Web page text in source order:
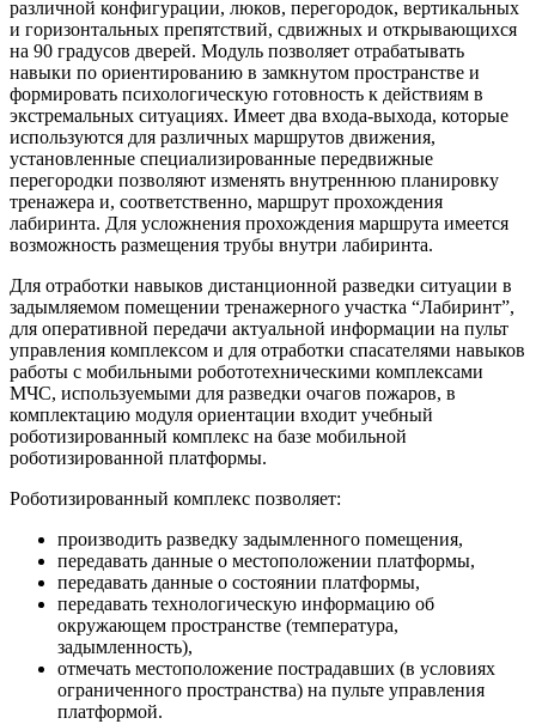
различной конфигурации, люков, перегородок, вертикальных
и горизонтальных препятствий, сдвижных и открывающихся
на 90 градусов дверей. Модуль позволяет отрабатывать
навыки по ориентированию в замкнутом пространстве и
формировать психологическую готовность к действиям в
экстремальных ситуациях. Имеет два входа-выхода, которые
используются для различных маршрутов движения,
установленные специализированные передвижные
перегородки позволяют изменять внутреннюю планировку
тренажера и, соответственно, маршрут прохождения
лабиринта. Для усложнения прохождения маршрута имеется
возможность размещения трубы внутри лабиринта.
Для отработки навыков дистанционной разведки ситуации в
задымляемом помещении тренажерного участка “Лабиринт”,
для оперативной передачи актуальной информации на пульт
управления комплексом и для отработки спасателями навыков
работы с мобильными робототехническими комплексами
МЧС, используемыми для разведки очагов пожаров, в
комплектацию модуля ориентации входит учебный
роботизированный комплекс на базе мобильной
роботизированной платформы.
Роботизированный комплекс позволяет:
производить разведку задымленного помещения,
передавать данные о местоположении платформы,
передавать данные о состоянии платформы,
передавать технологическую информацию об
окружающем пространстве (температура,
задымленность),
отмечать местоположение пострадавших (в условиях
ограниченного пространства) на пульте управления
платформой.